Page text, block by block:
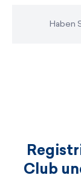
Haben
Club